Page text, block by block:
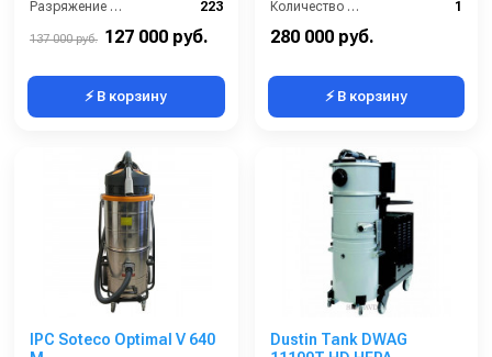
Разряжение (мБар):
223
600x620x1335
137 000 руб. 127 000 руб.
⚡ В корзину
Количество турбин (шт):
1
280 000 руб.
⚡ В корзину
IPC Soteco Optimal V 640
Dustin Tank DWAG